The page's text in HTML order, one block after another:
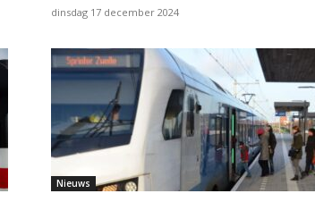
dinsdag 17 december 2024
Nieuws